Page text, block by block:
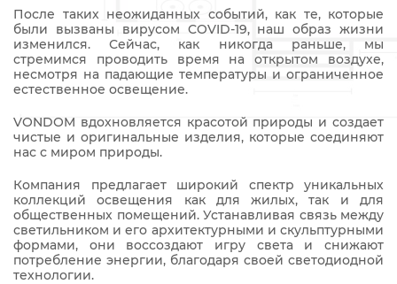
После таких неожиданных событий, как те, которые
были вызваны вирусом COVID-19, наш образ жизни
изменился. Сейчас, как никогда раньше, мы
стремимся проводить время на открытом воздухе,
несмотря на падающие температуры и ограниченное
естественное освещение.
VONDOM вдохновляется красотой природы и создает
чистые и оригинальные изделия, которые соединяют
нас с миром природы.
Компания предлагает широкий спектр уникальных
коллекций освещения как для жилых, так и для
общественных помещений. Устанавливая связь между
светильником и его архитектурными и скульптурными
формами, они воссоздают игру света и снижают
потребление энергии, благодаря своей светодиодной
технологии.